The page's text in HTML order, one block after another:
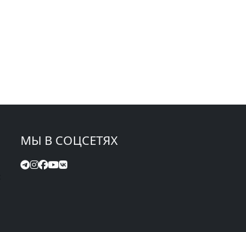
МЫ В СОЦСЕТЯХ